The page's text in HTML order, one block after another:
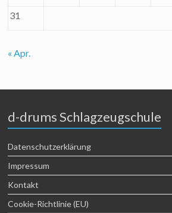
31
« Apr.
d-drums Schlagzeugschule
Datenschutzerklärung
Impressum
Kontakt
Cookie-Richtlinie (EU)